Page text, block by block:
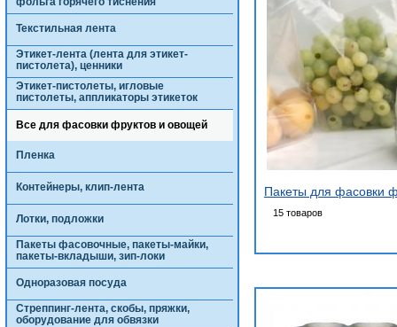
Текстильная лента
Этикет-лента (лента для этикет-
пистолета), ценники
Этикет-пистолеты, игловые
пистолеты, аппликаторы этикеток
Все для фасовки фруктов и овощей
Пленка
Контейнеры, клип-лента
Лотки, подложки
Пакеты фасовочные, пакеты-майки,
пакеты-вкладыши, зип-локи
Одноразовая посуда
Стреппинг-лента, скобы, пряжки,
оборудование для обвязки
Пакеты для фасовки
15 товаров